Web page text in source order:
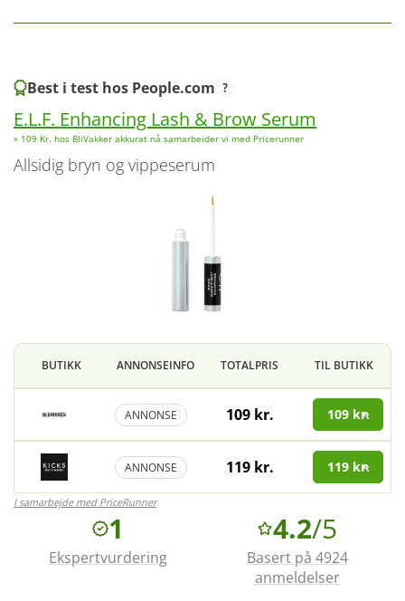
Best i test hos People.com
E.L.F. Enhancing Lash & Brow Serum
» 109 Kr. hos BliVakker akkurat nå samarbeider vi med Pricerunner
Allsidig bryn og vippeserum
BUTIKK ANNONSEINFO TOTALPRIS TIL BUTIKK
ANNONSE 109 kr. 109 kr.
ANNONSE 119 kr. 119 kr.
I samarbejde med PriceRunner
1
Ekspertvurdering
4.2/5
Basert på 4924
anmeldelser